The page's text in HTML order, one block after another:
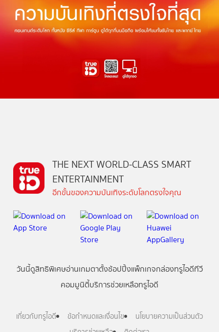
THE NEXT WORLD-CLASS SMART
ENTERTAINMENT
อีกขั้นของความบันเทิงระดับโลกตรงใจคุณ
วันนี้ดูสิทธิพิเศษอ่านเกมตาตั้งช้อปปิ้งแพ็กเกจกล่องทรูไอดีทีวี
คอมมูนิตี้บริการช่วยเหลือทรูไอดี
เกี่ยวกับทรูไอดี ข้อกำหนดและเงื่อนไข
นโยบายความเป็นส่วนตัว